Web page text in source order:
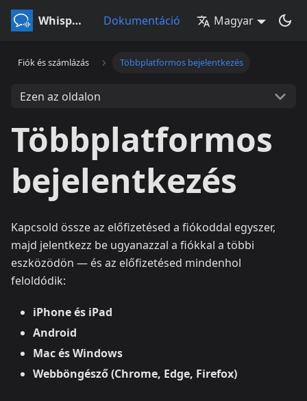
Whisperr Dokumentáció Magyar
Fiók és számlázás Többplatformos bejelentkezés
Ezen az oldalon
Többplatformos
bejelentkezés
Kapcsold össze az előfizetésed a fiókoddal egyszer,
majd jelentkezz be ugyanazzal a fiókkal a többi
eszközödön — és az előfizetésed mindenhol
feloldódik:
iPhone és iPad
Android
Mac és Windows
Webböngésző (Chrome, Edge, Firefox)